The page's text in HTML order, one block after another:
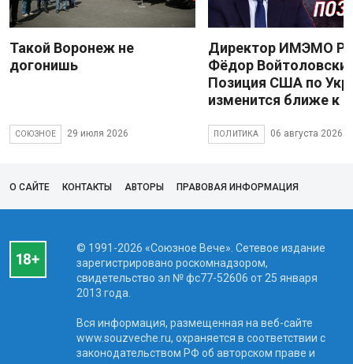
Такой Воронеж не
догонишь
СОЮЗНОЕ 29 июля 2026
Директор ИМЭМО
Фёдор
Позиция США по
изменится ближе к
ПОЛИТИКА 06 августа 2026
О САЙТЕ КОНТАКТЫ АВТОРЫ ПРАВОВАЯ ИНФОРМАЦИЯ
© 1991-2026 «Союзное Вече». Сетевое издание
зарегистрировано роскомнадзором,
свидетельство эл № фc77-52606 от 25 января
2013 года.
Вся информация, размещенная на веб-сайте
www.souzveche.ru, охраняется в соответствии с
законодательством РФ об авторском праве и